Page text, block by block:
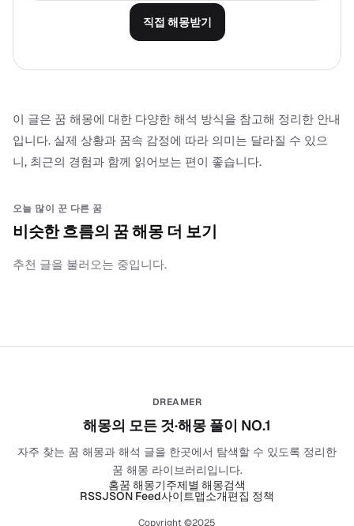
직접 해몽받기
이 글은 꿈 해몽에 대한 다양한 해석 방식을 참고해 정리한 안내
입니다. 실제 상황과 꿈속 감정에 따라 의미는 달라질 수 있으
니, 최근의 경험과 함께 읽어보는 편이 좋습니다.
오늘 많이 꾼 다른 꿈
비슷한 흐름의 꿈 해몽 더 보기
추천 글을 불러오는 중입니다.
DREAMER
해몽의 모든 것·해몽 풀이 NO.1
자주 찾는 꿈 해몽과 해석 글을 한곳에서 탐색할 수 있도록 정리한
꿈 해몽 라이브러리입니다.
홈꿈 해몽기주제별 해몽검색
RSSJSON Feed사이트맵소개편집 정책
Copyright ©2025